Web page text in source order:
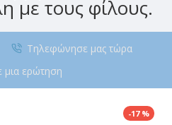
με τους φίλους.
Τηλεφώνησε μας τώρα
μια ερώτηση
-17 %